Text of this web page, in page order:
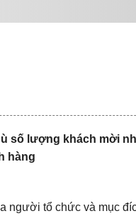
số lượng khách mời
hàng
người tổ chức và mục